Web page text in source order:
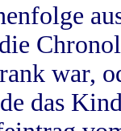
war,
das